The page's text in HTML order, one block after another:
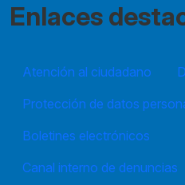
Enlaces
Atención al ciudadano
Protección de datos
Boletines electrónicos
Canal interno de denuncias